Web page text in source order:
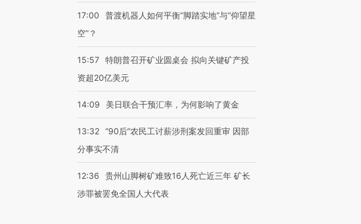
17:00
普渡机器人如何平衡“脚踏实地”与“仰望星
空”？
15:57 特朗普召开矿业圆桌会 拟向关键矿产投
资超20亿美元
14:09 美日联合干预汇率，为何影响了黄金
13:32 “90后”农民工讨薪涉刑案发回重审 因部
分事实不清
12:36
贵州山脚树矿难致16人死亡近三年 矿长
涉罪被罢免全国人大代表